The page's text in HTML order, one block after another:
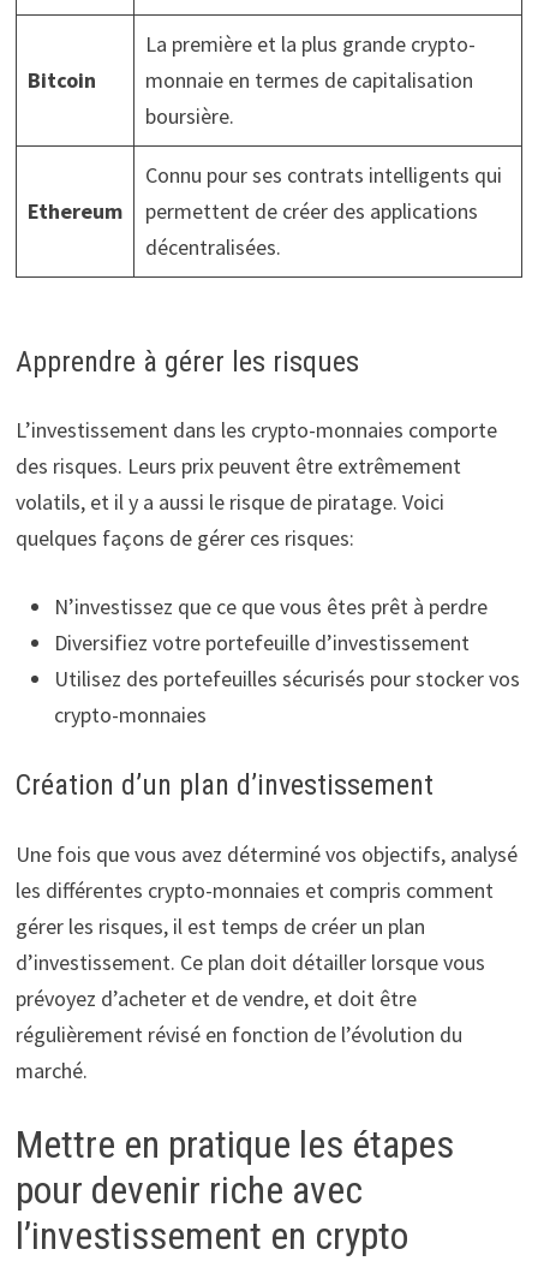
Bitcoin
La première et la plus grande crypto-
monnaie en termes de capitalisation
boursière.
Ethereum
Connu pour ses contrats intelligents qui
permettent de créer des applications
décentralisées.
Apprendre à gérer les risques
L’investissement dans les crypto-monnaies comporte
des risques. Leurs prix peuvent être extrêmement
volatils, et il y a aussi le risque de piratage. Voici
quelques façons de gérer ces risques:
N’investissez que ce que vous êtes prêt à perdre
Diversifiez votre portefeuille d’investissement
Utilisez des portefeuilles sécurisés pour stocker vos
crypto-monnaies
Création d’un plan d’investissement
Une fois que vous avez déterminé vos objectifs, analysé
les différentes crypto-monnaies et compris comment
gérer les risques, il est temps de créer un plan
d’investissement. Ce plan doit détailler lorsque vous
prévoyez d’acheter et de vendre, et doit être
régulièrement révisé en fonction de l’évolution du
marché.
Mettre en pratique les étapes
pour devenir riche avec
l’investissement en crypto